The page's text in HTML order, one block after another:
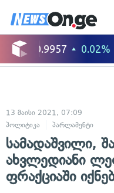
13 მაისი 2021, 07:09
პოლიტიკა
პარლამენტი
სამადაშვილი,
ახვლედიანი
ფრაქციაში